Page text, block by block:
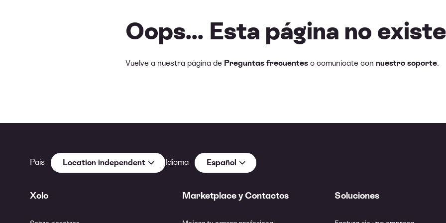
Oops... Esta página no
Vuelve a nuestra página de Preguntas frecuentes o comunícate con nuestro soporte.
País Location independent Idioma Español
Xolo Marketplace y Contactos Soluciones